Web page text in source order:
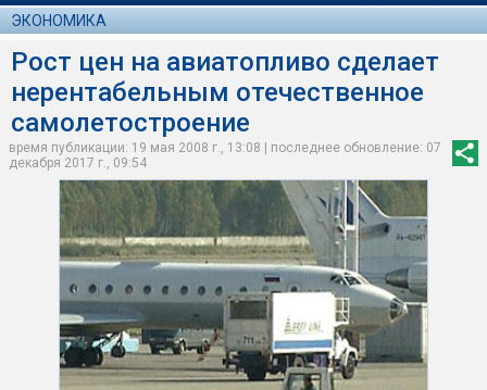
ЭКОНОМИКА
Рост цен на авиатопливо сделает
нерентабельным отечественное
самолетостроение
время публикации: 19 мая 2008 г., 13:08 | последнее обновление: 07
декабря 2017 г., 09:54